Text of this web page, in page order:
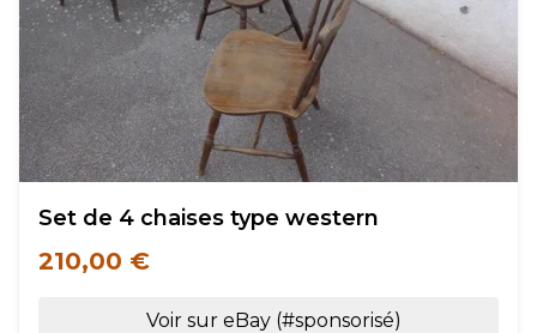
Set de 4 chaises type western
210,00 €
Voir sur eBay (#sponsorisé)